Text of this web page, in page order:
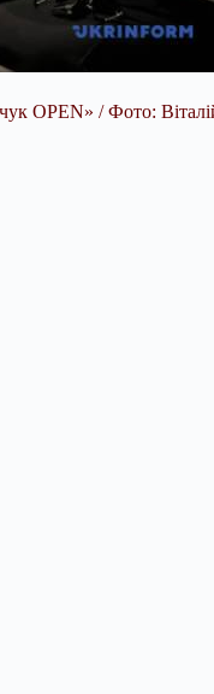
OPEN» / Фото: